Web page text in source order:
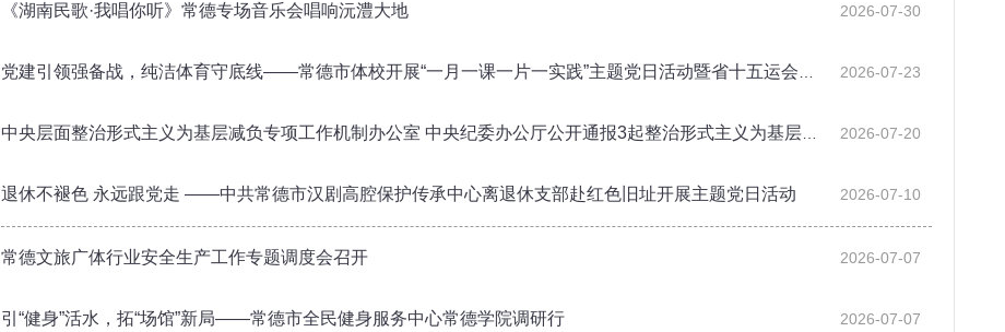
2026-07-30
《湖南民歌·我唱你听》常德专场音乐会唱响沅澧大地
2026-07-23
党建引领强备战，纯洁体育守底线——常德市体校开展“一月一课一片一实践”主题党日活动暨省十五运会反***专题培训
2026-07-20
中央层面整治形式主义为基层减负专项工作机制办公室 中央纪委办公厅公开通报3起整治形式主义为基层减负典型问题
2026-07-10
退休不褪色 永远跟党走 ——中共常德市汉剧高腔保护传承中心离退休支部赴红色旧址开展主题党日活动
2026-07-07
常德文旅广体行业安全生产工作专题调度会召开
2026-07-07
引“健身”活水，拓“场馆”新局——常德市全民健身服务中心常德学院调研行